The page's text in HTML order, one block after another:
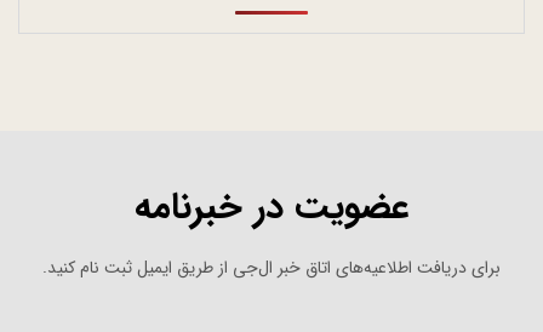
عضویت در خبرنامه
برای دریافت اطلاعیه‌های اتاق خبر ال‌جی از طریق ایمیل ثبت نام کنید.